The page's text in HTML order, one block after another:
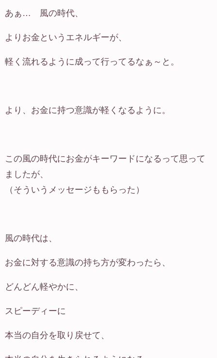
あぁ… 風の時代、
よりお金というエネルギーが、
軽く流れるように成って行ってるなぁ～と。
より、お金に持つ意識が軽くなるように。
この風の時代にお金がキーワードになるって思って
ましたが、
（そういうメッセージももらった）
風の時代は、
お金に対する意識の持ち方が変わったら、
どんどん軽やかに、
スピーディーに
本当の自分を取り戻せて、